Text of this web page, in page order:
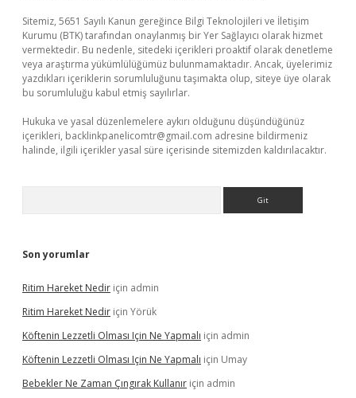
Sitemiz, 5651 Sayılı Kanun gereğince Bilgi Teknolojileri ve İletişim
Kurumu (BTK) tarafından onaylanmış bir Yer Sağlayıcı olarak hizmet
vermektedir. Bu nedenle, sitedeki içerikleri proaktif olarak denetleme
veya araştırma yükümlülüğümüz bulunmamaktadır. Ancak, üyelerimiz
yazdıkları içeriklerin sorumluluğunu taşımakta olup, siteye üye olarak
bu sorumluluğu kabul etmiş sayılırlar.
Hukuka ve yasal düzenlemelere aykırı olduğunu düşündüğünüz
içerikleri, backlinkpanelicomtr@gmail.com adresine bildirmeniz
halinde, ilgili içerikler yasal süre içerisinde sitemizden kaldırılacaktır.
Son yorumlar
Ritim Hareket Nedir için admin
Ritim Hareket Nedir için Yörük
Köftenin Lezzetli Olması Için Ne Yapmalı için admin
Köftenin Lezzetli Olması Için Ne Yapmalı için Umay
Bebekler Ne Zaman Çıngırak Kullanır için admin